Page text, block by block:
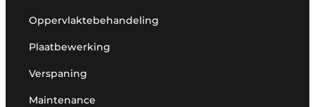
Oppervlaktebehandeling
Plaatbewerking
Verspaning
Maintenance